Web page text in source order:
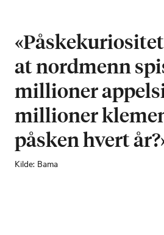
at nordmenn
millioner
millioner
påsken hvert
Kilde: Bama